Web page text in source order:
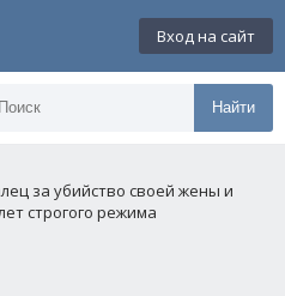
Вход на сайт
Найти
за убийство своей жены и
строгого режима